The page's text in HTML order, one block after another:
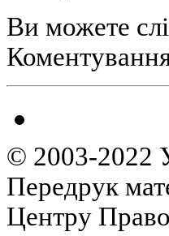
Ви можете
© 2003-2022
Передрук
Центру